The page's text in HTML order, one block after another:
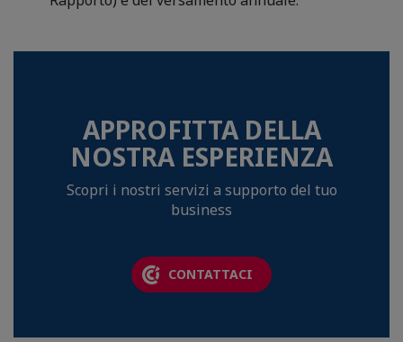
APPROFITTA DELLA
NOSTRA ESPERIENZA
Scopri i nostri servizi a supporto del tuo
business
CONTATTACI